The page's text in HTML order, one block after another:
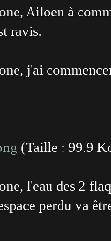
Ailoen à
ravis.
j'ai
(Taille : 99.9
l'eau des 2
perdu va